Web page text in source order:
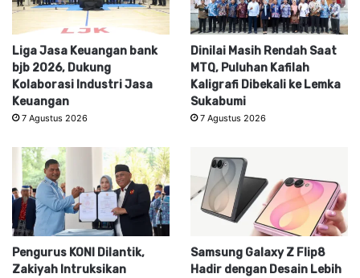
Liga Jasa Keuangan bank
bjb 2026, Dukung
Kolaborasi Industri Jasa
Keuangan
7 Agustus 2026
Dinilai Masih Rendah Saat
MTQ, Puluhan Kafilah
Kaligrafi Dibekali ke Lemka
Sukabumi
7 Agustus 2026
Pengurus KONI Dilantik,
Zakiyah Intruksikan
Samsung Galaxy Z Flip8
Hadir dengan Desain Lebih